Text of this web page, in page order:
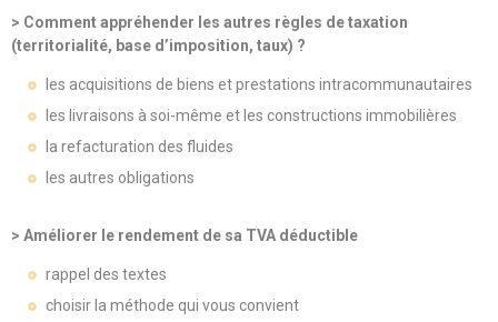
> Comment appréhender les autres règles de taxation
(territorialité, base d’imposition, taux) ?
les acquisitions de biens et prestations intracommunautaires
les livraisons à soi-même et les constructions immobilières
la refacturation des fluides
les autres obligations
> Améliorer le rendement de sa TVA déductible
rappel des textes
choisir la méthode qui vous convient